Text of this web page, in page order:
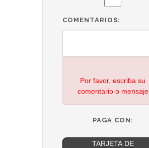
COMENTARIOS:
Por favor, escriba su
comentario o mensaje
PAGA CON:
TARJETA DE